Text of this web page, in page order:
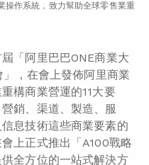
操作系統，致力幫助全球零售業重
「阿里巴巴ONE商業大
，在會上發佈阿里商業
構商業營運的11大要
銷、渠道、製造、服
息技術這些商業要素的
上正式推出「A100戰略
全方位的一站式解決方